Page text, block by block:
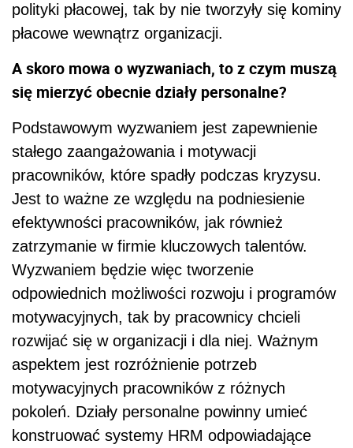
polityki płacowej, tak by nie tworzyły się kominy
płacowe wewnątrz organizacji.
A skoro mowa o wyzwaniach, to z czym muszą
się mierzyć obecnie działy personalne?
Podstawowym wyzwaniem jest zapewnienie
stałego zaangażowania i motywacji
pracowników, które spadły podczas kryzysu.
Jest to ważne ze względu na podniesienie
efektywności pracowników, jak również
zatrzymanie w firmie kluczowych talentów.
Wyzwaniem będzie więc tworzenie
odpowiednich możliwości rozwoju i programów
motywacyjnych, tak by pracownicy chcieli
rozwijać się w organizacji i dla niej. Ważnym
aspektem jest rozróżnienie potrzeb
motywacyjnych pracowników z różnych
pokoleń. Działy personalne powinny umieć
konstruować systemy HRM odpowiadające